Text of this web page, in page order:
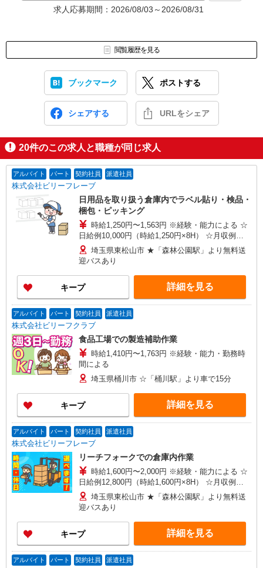
求人応募期間：2026/08/03～2026/08/31
閲覧履歴を見る
ブックマーク ポストする
シェアする URLをシェア
20件のこの求人と職種が同じ求人
アルバイト パート 契約社員 派遣社員
株式会社ビリーフレーブ
日用品を取り扱う倉庫内でラベル貼り・検品・
梱包・ピッキング
時給1,250円〜1,563円 ※経験・能力による ☆
日給例10,000円（時給1,250円×8H） ☆月収例
220,000円（時給1,250円×8H×22日）
埼玉県東松山市 ★「森林公園駅」より無料送
迎バスあり
キープ 詳細を見る
アルバイト パート 契約社員 派遣社員
株式会社ビリーフクラブ
食品工場での製造補助作業
時給1,410円〜1,763円 ※経験・能力・勤務時
間による
埼玉県桶川市 ☆「桶川駅」より車で15分
キープ 詳細を見る
アルバイト パート 契約社員 派遣社員
株式会社ビリーフレーブ
リーチフォークでの倉庫内作業
時給1,600円〜2,000円 ※経験・能力による ☆
日給例12,800円（時給1,600円×8H） ☆月収例
281,600円（時給1,600円×8H×22日）
埼玉県東松山市 ★「森林公園駅」より無料送
迎バスあり
キープ 詳細を見る
アルバイト パート 契約社員 派遣社員